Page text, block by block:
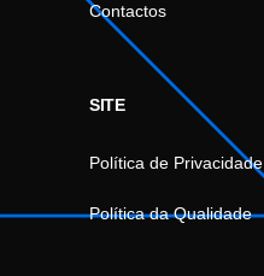
Contactos
SITE
Política de Privacidade
Política da Qualidade